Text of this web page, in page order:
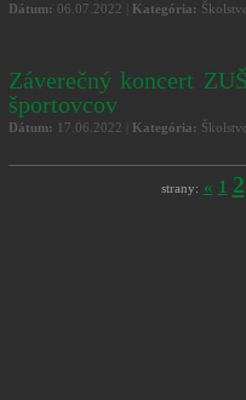
Dátum: 06.07.2022 | Kategória:
Záverečný koncert
športovcov
Dátum: 17.06.2022 | Kategória:
strany: « 1 2